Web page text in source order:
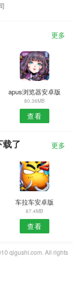
更多
apus浏览器安卓版
80.36MB
查看
载了 更多
车拉车安卓版
87.4MB
查看
qigushi.com. All rights